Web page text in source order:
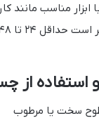
مناسب مانند
و استفاده
سخت یا مرطوب